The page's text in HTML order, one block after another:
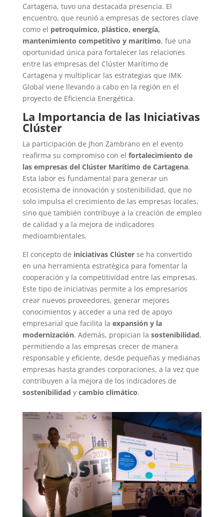
Cartagena, tuvo una destacada presencia. El
encuentro, que reunió a empresas de sectores clave
como el petroquímico, plástico, energía,
mantenimiento competitivo y marítimo, fue una
oportunidad única para fortalecer las relaciones
entre las empresas del Clúster Marítimo de
Cartagena y multiplicar las estrategias que IMK
Global viene llevando a cabo en la región en el
proyecto de Eficiencia Energética.
La Importancia de las Iniciativas
Clúster
La participación de Jhon Zambrano en el evento
reafirma su compromiso con el fortalecimiento de
las empresas del Clúster Marítimo de Cartagena.
Esta labor es fundamental para generar un
ecosistema de innovación y sostenibilidad, que no
solo impulsa el crecimiento de las empresas locales,
sino que también contribuye a la creación de empleo
de calidad y a la mejora de indicadores
medioambientales.
El concepto de iniciativas Clústerse ha convertido
en una herramienta estratégica para fomentar la
cooperación y la competitividad entre las empresas.
Este tipo de iniciativas permite a los empresarios
crear nuevos proveedores, generar mejores
conocimientos y acceder a una red de apoyo
empresarial que facilita la expansión y la
modernización. Además, propician la sostenibilidad,
permitiendo a las empresas crecer de manera
responsable y eficiente, desde pequeñas y medianas
empresas hasta grandes corporaciones, a la vez que
contribuyen a la mejora de los indicadores de
sostenibilidad y cambio climático.